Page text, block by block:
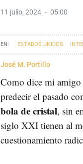
11 julio, 2024 05:00
ESTADOS UNIDOS
José M. Portillo
Como dice mi amigo
predecir el pasado
bola de cristal, sin
siglo XXI tienen al
cuestionamiento